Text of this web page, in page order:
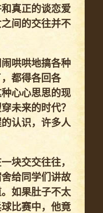
真正的谈恋爱
间的交往并不
哄哄地搞各种
都得各回各
心心思思的现
未来的时代？
认识，许多人
块交交往往，
给同学们讲故
如果肚子不太
比赛中，他竟